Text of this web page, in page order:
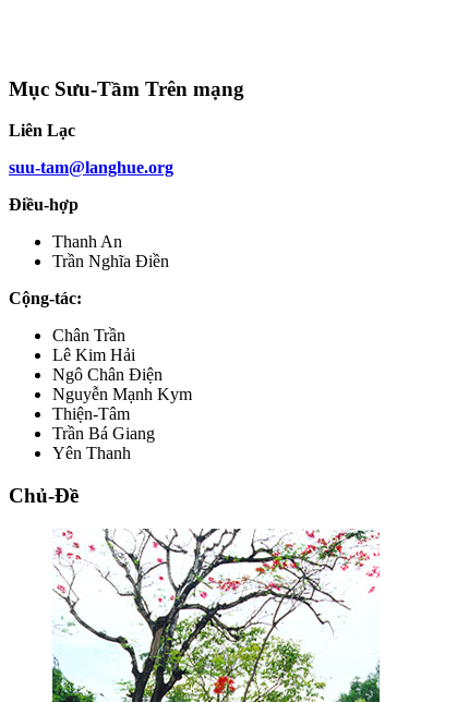
Mục Sưu-Tầm Trên mạng
Liên Lạc
suu-tam@langhue.org
Điều-hợp
Thanh An
Trần Nghĩa Điền
Cộng-tác:
Chân Trần
Lê Kim Hải
Ngô Chân Điện
Nguyễn Mạnh Kym
Thiện-Tâm
Trần Bá Giang
Yên Thanh
Chủ-Đề